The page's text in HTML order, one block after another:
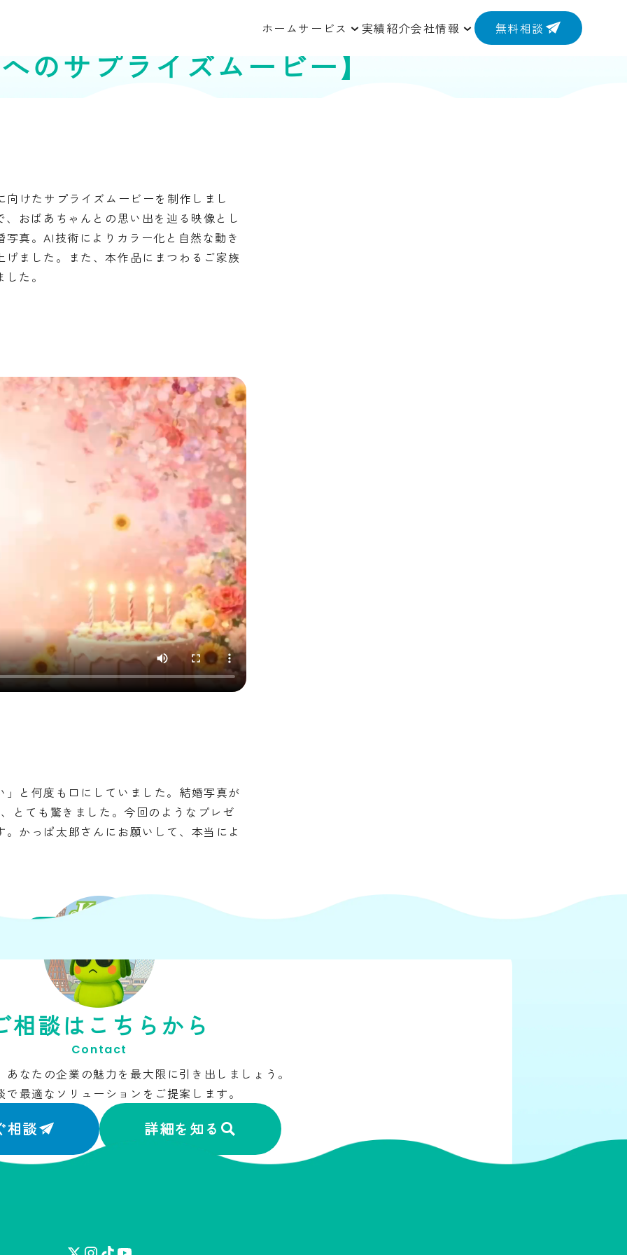
ホームサービス 実績紹介会社情報 無料相談
のサプライズムービー】
けたサプライズムービーを制作しまし
おばあちゃんとの思い出を辿る映像とし
真。AI技術によりカラー化と自然な動き
ました。また、本作品にまつわるご家族
た。
と何度も口にしていました。結婚写真が
とても驚きました。今回のようなプレゼ
かっぱ太郎さんにお願いして、本当によ
相談はこちらから
Contact
なたの企業の魅力を最大限に引き出しましょう。
で最適なソリューションをご提案します。
相談 詳細を知る